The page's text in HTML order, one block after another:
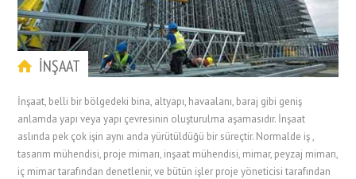
İNŞAAT
İnşaat, belli bir bölgedeki bina, altyapı, havaalanı, baraj gibi geniş
anlamda yapı veya yapı çevresinin oluşturulma aşamasıdır. İnşaat
aslında pek çok işin aynı anda yürütüldüğü bir süreçtir. Normalde iş ,
tasarım mühendisi, proje mimarı, inşaat mühendisi, mimar, peyzaj mimarı,
iç mimar tarafından denetlenir, ve bütün işler proje yöneticisi tarafından